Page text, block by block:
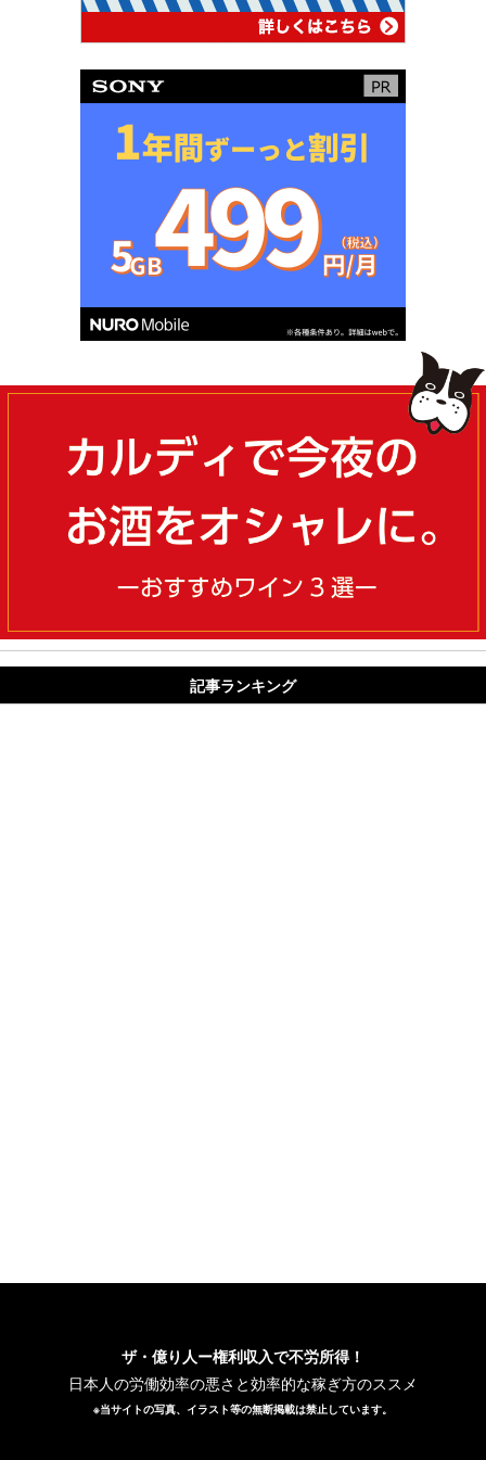
記事ランキング
ザ・億り人ー権利収入で不労所得！
日本人の労働効率の悪さと効率的な稼ぎ方のススメ
※当サイトの写真、イラスト等の無断掲載は禁止しています。